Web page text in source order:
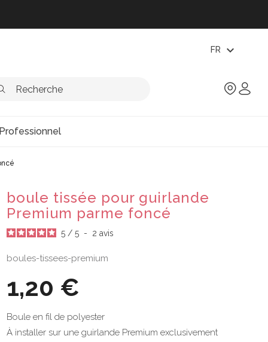
FR expand_more
boule tissée pour guirlande
Premium parme foncé
5 / 5 - 2 avis
boules-tissees-premium
1,20 €
Boule en fil de polyester
À installer sur une guirlande Premium exclusivement